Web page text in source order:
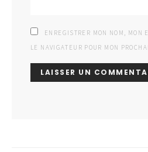
ENREGISTRER MON NOM, MON
LE NAVIGATEUR POUR MON